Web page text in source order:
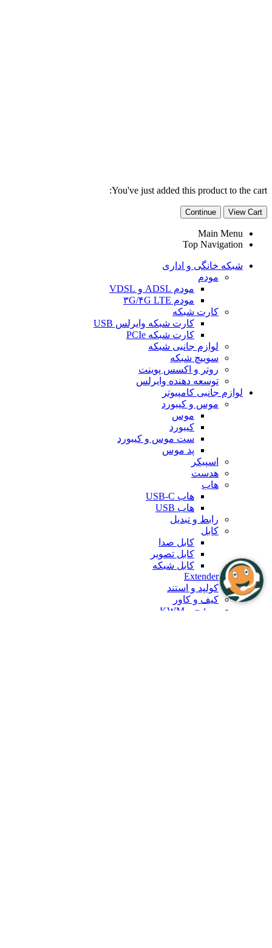
You've just added this product to the cart:
View Cart
Continue
Main Menu
Top Navigation
شبکه خانگی و اداری
مودم
مودم ADSL و VDSL
مودم ۳G/۴G LTE
کارت شبکه
کارت شبکه وایرلس USB
کارت شبکه PCIe
لوازم جانبی شبکه
سوییچ شبکه
روتر و اکسس پوینت
توسعه دهنده وایرلس
لوازم جانبی کامپیوتر
موس و کیبورد
موس
کیبورد
ست موس و کیبورد
پد موس
اسپیکر
هدست
هاب
هاب USB-C
هاب USB
رابط و تبدیل
کابل
کابل صدا
کابل تصویر
کابل شبکه
Extender
کولپد و استند
کیف و کاور
سوئیچ و KWM